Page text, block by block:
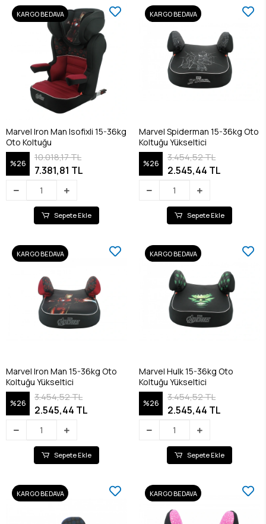
KARGO BEDAVA
Marvel Iron Man Isofixli 15-36kg
Oto Koltuğu
%26
10.018,17 TL
7.381,81 TL
Sepete Ekle
KARGO BEDAVA
Marvel Spiderman 15-36kg Oto
Koltuğu Yükseltici
%26
3.454,52 TL
2.545,44 TL
Sepete Ekle
KARGO BEDAVA
Marvel Iron Man 15-36kg Oto
Koltuğu Yükseltici
%26
3.454,52 TL
2.545,44 TL
Sepete Ekle
KARGO BEDAVA
Marvel Hulk 15-36kg Oto
Koltuğu Yükseltici
%26
3.454,52 TL
2.545,44 TL
Sepete Ekle
KARGO BEDAVA KARGO BEDAVA